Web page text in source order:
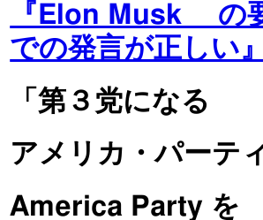
『Elon Musk の
での発言が正しい』
「第３党になる
アメリカ・パーテ
America Party を